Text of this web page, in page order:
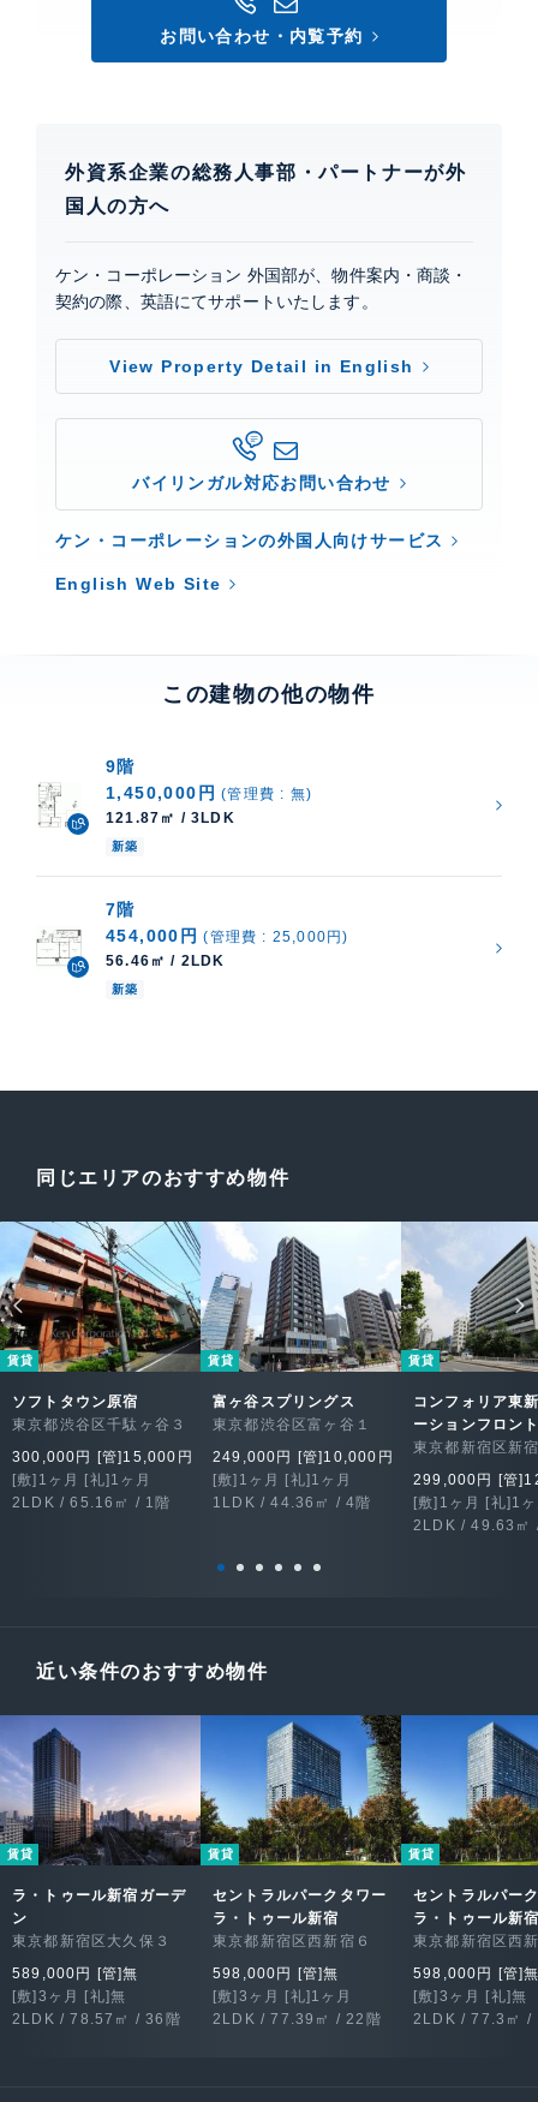
お問い合わせ・内覧予約
外資系企業の総務人事部・パートナーが外
国人の方へ
ケン・コーポレーション 外国部が、物件案内・商談・
契約の際、英語にてサポートいたします。
View Property Detail in English
バイリンガル対応お問い合わせ
ケン・コーポレーションの外国人向けサービス
English Web Site
この建物の他の物件
9階
1,450,000円 (管理費 : 無)
121.87㎡ / 3LDK
新築
7階
454,000円 (管理費 : 25,000円)
56.46㎡ / 2LDK
新築
同じエリアのおすすめ物件
賃貸
ソフトタウン原宿
東京都渋谷区千駄ヶ谷３
300,000円 [管]15,000円
[敷]1ヶ月 [礼]1ヶ月
2LDK / 65.16㎡ / 1階
賃貸
富ヶ谷スプリングス
東京都渋谷区富ヶ谷１
249,000円 [管]10,000円
[敷]1ヶ月 [礼]1ヶ月
1LDK / 44.36㎡ / 4階
賃貸
コンフォリア東
ーションフロン
東京都新宿区新
299,000円 [管
[敷]1ヶ月 [礼]1
2LDK / 49.63㎡
近い条件のおすすめ物件
賃貸
ラ・トゥール新宿ガーデ
ン
東京都新宿区大久保３
589,000円 [管]無
[敷]3ヶ月 [礼]無
2LDK / 78.57㎡ / 36階
賃貸
セントラルパークタワー
ラ・トゥール新宿
東京都新宿区西新宿６
598,000円 [管]無
[敷]3ヶ月 [礼]1ヶ月
2LDK / 77.39㎡ / 22階
賃貸
セントラルパー
ラ・トゥール新
東京都新宿区西
598,000円 [管]
[敷]3ヶ月 [礼]無
2LDK / 77.3㎡ /